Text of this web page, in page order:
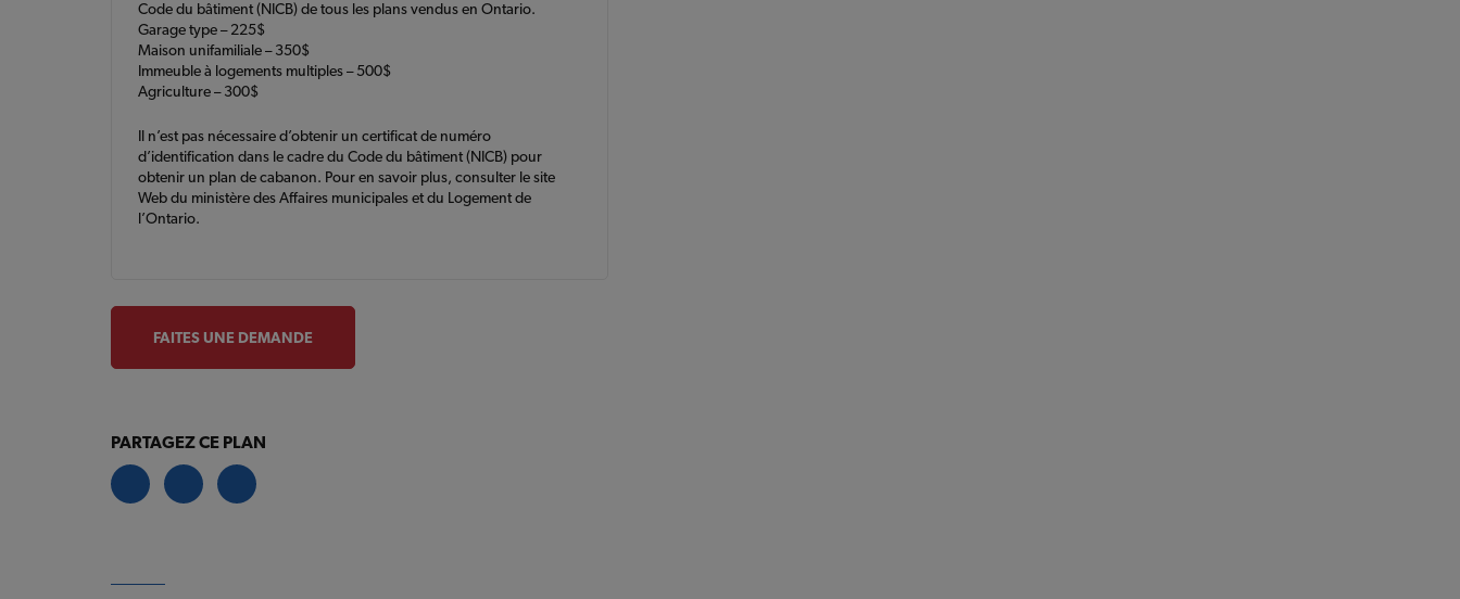
Code du bâtiment (NICB) de tous les plans vendus en Ontario.
Garage type – 225$
Maison unifamiliale – 350$
Immeuble à logements multiples – 500$
Agriculture – 300$
Il n’est pas nécessaire d’obtenir un certificat de numéro
d’identification dans le cadre du Code du bâtiment (NICB) pour
obtenir un plan de cabanon. Pour en savoir plus, consulter le site
Web du ministère des Affaires municipales et du Logement de
l’Ontario.
FAITES UNE DEMANDE
PARTAGEZ CE PLAN